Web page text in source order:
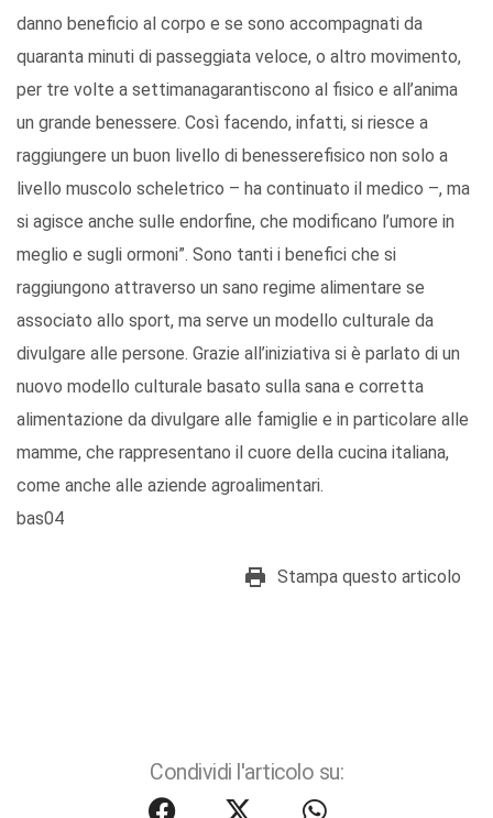
danno beneficio al corpo e se sono accompagnati da
quaranta minuti di passeggiata veloce, o altro movimento,
per tre volte a settimanagarantiscono al fisico e all’anima
un grande benessere. Così facendo, infatti, si riesce a
raggiungere un buon livello di benesserefisico non solo a
livello muscolo scheletrico – ha continuato il medico –, ma
si agisce anche sulle endorfine, che modificano l’umore in
meglio e sugli ormoni”. Sono tanti i benefici che si
raggiungono attraverso un sano regime alimentare se
associato allo sport, ma serve un modello culturale da
divulgare alle persone. Grazie all’iniziativa si è parlato di un
nuovo modello culturale basato sulla sana e corretta
alimentazione da divulgare alle famiglie e in particolare alle
mamme, che rappresentano il cuore della cucina italiana,
come anche alle aziende agroalimentari.
bas04
Stampa questo articolo
Condividi l'articolo su: